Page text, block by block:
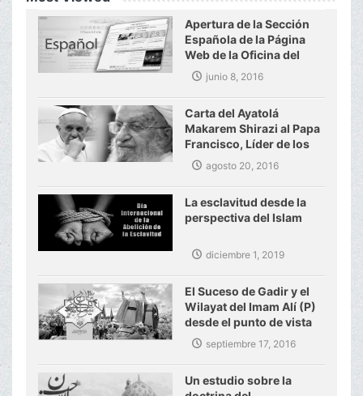
Apertura de la Sección
Española de la Página
Web de la Oficina del
Gran Ayatolá Makarem
Shirazi
junio 8, 2016
Carta del Ayatolá
Makarem Shirazi al Papa
Francisco, Líder de los
Católicos del mundo
agosto 20, 2016
La esclavitud desde la
perspectiva del Islam
diciembre 1, 2019
El Suceso de Gadir y el
Wilayat del Imam Alí (P)
desde el punto de vista
del Ayatolá Makarem
Shirazi
septiembre 17, 2016
Un estudio sobre la